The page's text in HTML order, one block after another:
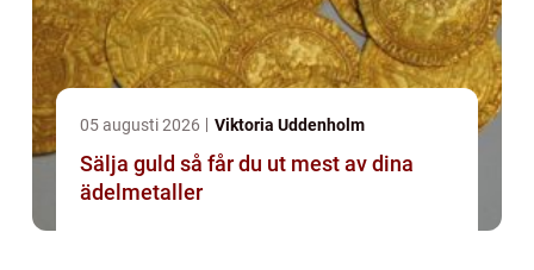
05 augusti 2026 Viktoria Uddenholm
Sälja guld så får du ut mest av dina
ädelmetaller